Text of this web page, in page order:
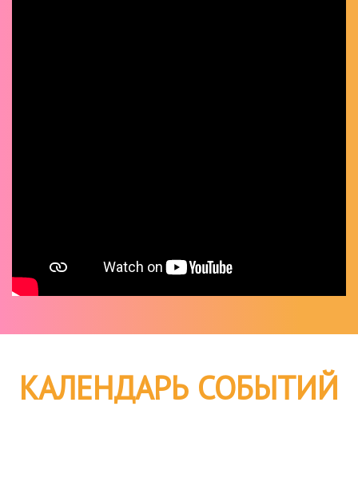
КАЛЕНДАРЬ СОБЫТИЙ